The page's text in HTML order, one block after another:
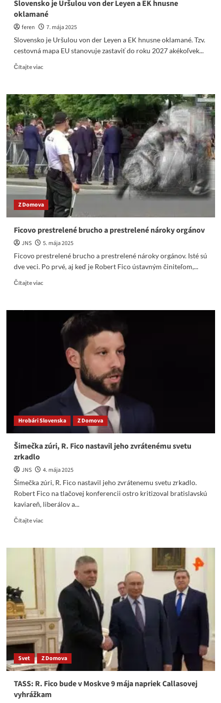
Slovensko je Uršulou von der Leyen a EK hnusne
oklamané
feren
7. mája 2025
Slovensko je Uršulou von der Leyen a EK hnusne oklamané. Tzv.
cestovná mapa EU stanovuje zastaviť do roku 2027 akékoľvek...
Čítajte viacRead
Slovensko
je
Uršulou
von
der
Leyen
a
EK
hnusne
oklamané
Z Domova
Ficovo prestrelené brucho a prestrelené nároky orgánov
JNS
5. mája 2025
Ficovo prestrelené brucho a prestrelené nároky orgánov. Isté sú
dve veci. Po prvé, aj keď je Robert Fico ústavným činiteľom,...
Čítajte viacRead
Ficovo
prestrelené
brucho
prestrelené
Hrobári Slovenska Z Domova
Šimečka zúri, R. Fico nastavil jeho zvrátenému svetu
zrkadlo
JNS
4. mája 2025
Šimečka zúri, R. Fico nastavil jeho zvrátenemu svetu zrkadlo.
Robert Fico na tlačovej konferencii ostro kritizoval bratislavskú
kaviareň, liberálov a...
Čítajte viacRead
Šimečka
nastavil
zvrátenému
svetu
zrkadlo
Svet Z Domova
TASS: R. Fico bude v Moskve 9 mája napriek Callasovej
vyhrážkam